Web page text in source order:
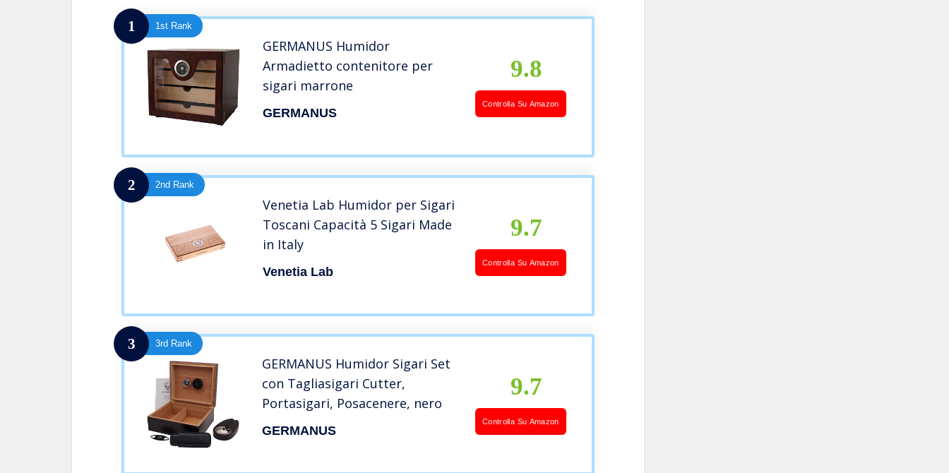
1 1st Rank
GERMANUS Humidor
Armadietto contenitore per
sigari marrone
GERMANUS
9.8
Controlla Su Amazon
2 2nd Rank
Venetia Lab Humidor per Sigari
Toscani Capacità 5 Sigari Made
in Italy
Venetia Lab
9.7
Controlla Su Amazon
3 3rd Rank
GERMANUS Humidor Sigari Set
con Tagliasigari Cutter,
Portasigari, Posacenere, nero
GERMANUS
9.7
Controlla Su Amazon